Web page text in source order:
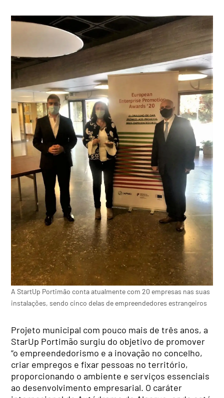
A StartUp Portimão conta atualmente com 20 empresas nas suas
instalações, sendo cinco delas de empreendedores estrangeiros
Projeto municipal com pouco mais de três anos, a
StarUp Portimão surgiu do objetivo de promover
“o empreendedorismo e a inovação no concelho,
criar empregos e fixar pessoas no território,
proporcionando o ambiente e serviços essenciais
ao desenvolvimento empresarial. O caráter